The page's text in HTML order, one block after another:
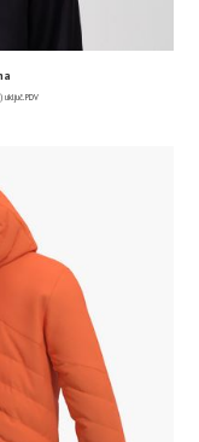
uključ. PDV